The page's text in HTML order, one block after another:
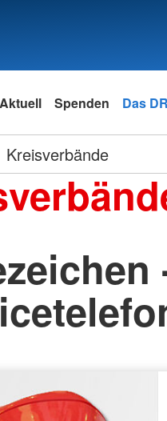
Aktuell Spenden Das
Kreisverbände